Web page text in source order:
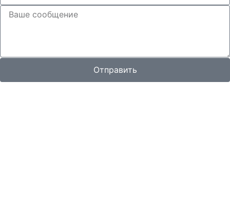
Отправить